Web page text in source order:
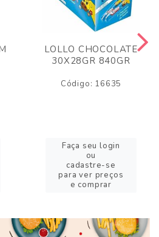
LOLLO CHOCOLATE
30X28GR 840GR
Código: 16635
Faça seu login
ou
cadastre-se
para ver preços
e comprar